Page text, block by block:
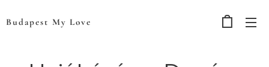
Budapest My Love